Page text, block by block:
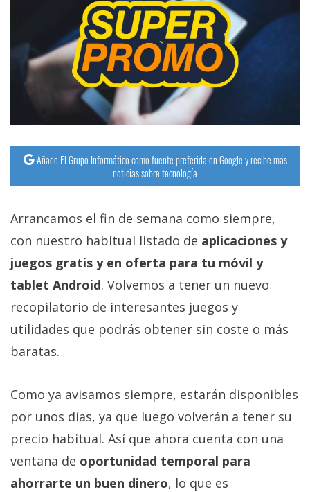
Añade El Grupo Informático como fuente preferida en Google y recibe más
noticias sobre tecnología
Arrancamos el fin de semana como siempre,
con nuestro habitual listado de aplicaciones y
juegos gratis y en oferta para tu móvil y
tablet Android. Volvemos a tener un nuevo
recopilatorio de interesantes juegos y
utilidades que podrás obtener sin coste o más
baratas.
Como ya avisamos siempre, estarán disponibles
por unos días, ya que luego volverán a tener su
precio habitual. Así que ahora cuenta con una
ventana de oportunidad temporal para
ahorrarte un buen dinero, lo que es